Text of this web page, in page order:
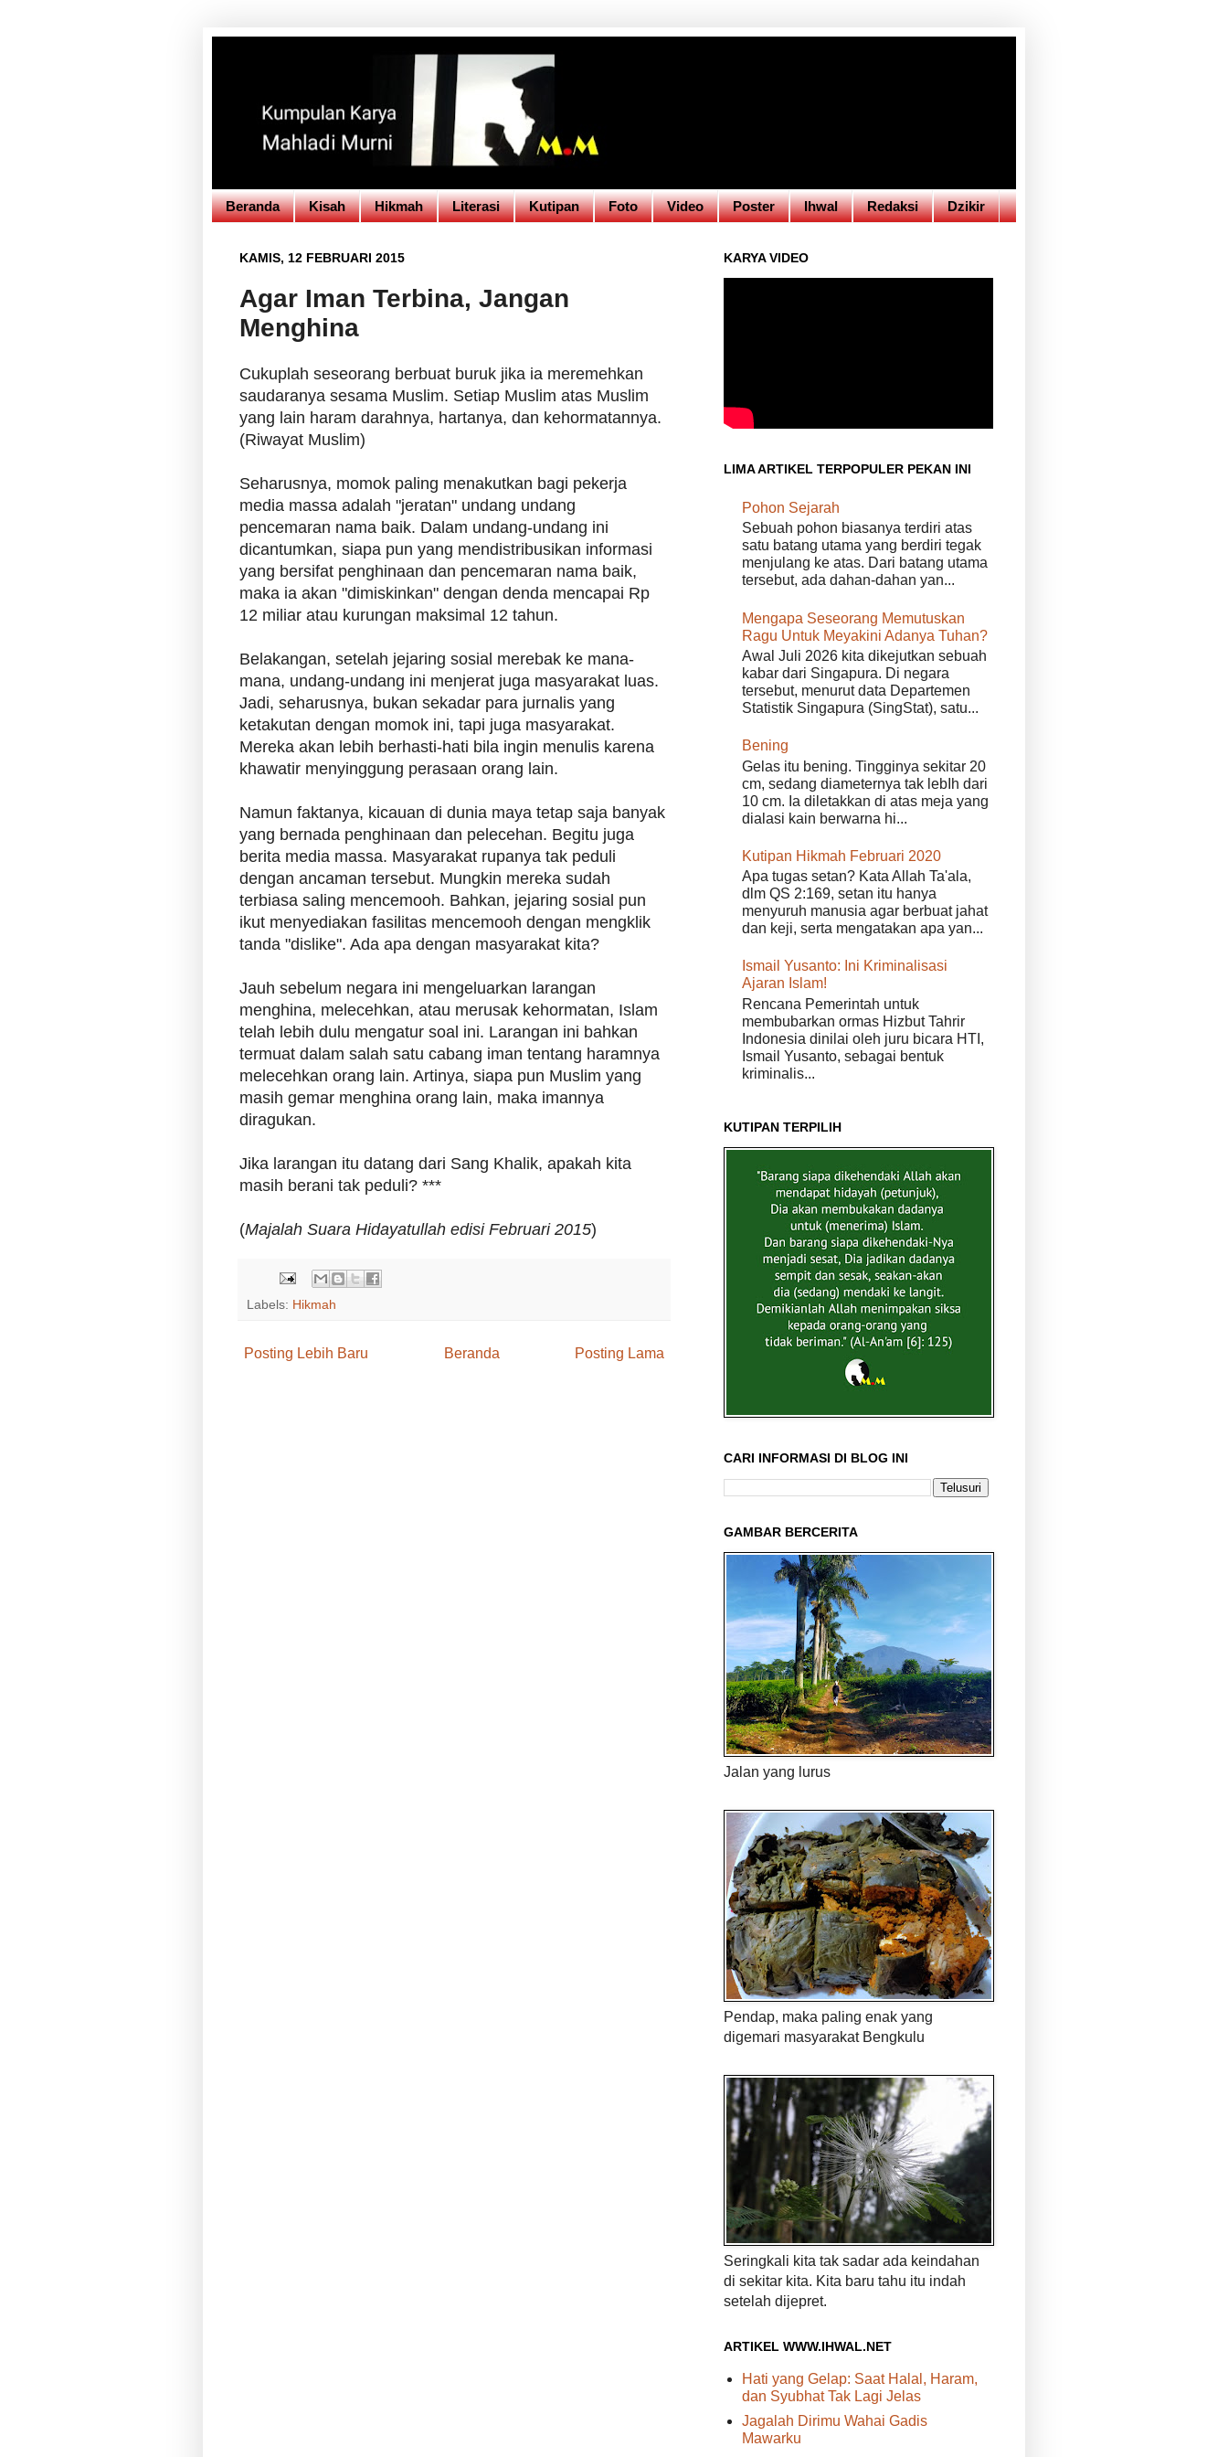
Beranda Kisah Hikmah Literasi Kutipan Foto Video Poster Ihwal Redaksi Dzikir
KAMIS, 12 FEBRUARI 2015
Agar Iman Terbina, Jangan
Menghina
Cukuplah seseorang berbuat buruk jika ia meremehkan
saudaranya sesama Muslim. Setiap Muslim atas Muslim
yang lain haram darahnya, hartanya, dan kehormatannya.
(Riwayat Muslim)
Seharusnya, momok paling menakutkan bagi pekerja
media massa adalah "jeratan" undang undang
pencemaran nama baik. Dalam undang-undang ini
dicantumkan, siapa pun yang mendistribusikan informasi
yang bersifat penghinaan dan pencemaran nama baik,
maka ia akan "dimiskinkan" dengan denda mencapai Rp
12 miliar atau kurungan maksimal 12 tahun.
Belakangan, setelah jejaring sosial merebak ke mana-
mana, undang-undang ini menjerat juga masyarakat luas.
Jadi, seharusnya, bukan sekadar para jurnalis yang
ketakutan dengan momok ini, tapi juga masyarakat.
Mereka akan lebih berhasti-hati bila ingin menulis karena
khawatir menyinggung perasaan orang lain.
Namun faktanya, kicauan di dunia maya tetap saja banyak
yang bernada penghinaan dan pelecehan. Begitu juga
berita media massa. Masyarakat rupanya tak peduli
dengan ancaman tersebut. Mungkin mereka sudah
terbiasa saling mencemooh. Bahkan, jejaring sosial pun
ikut menyediakan fasilitas mencemooh dengan mengklik
tanda "dislike". Ada apa dengan masyarakat kita?
Jauh sebelum negara ini mengeluarkan larangan
menghina, melecehkan, atau merusak kehormatan, Islam
telah lebih dulu mengatur soal ini. Larangan ini bahkan
termuat dalam salah satu cabang iman tentang haramnya
melecehkan orang lain. Artinya, siapa pun Muslim yang
masih gemar menghina orang lain, maka imannya
diragukan.
Jika larangan itu datang dari Sang Khalik, apakah kita
masih berani tak peduli? ***
(Majalah Suara Hidayatullah edisi Februari 2015)
Labels: Hikmah
Posting Lebih Baru Posting Lama
Beranda
KARYA VIDEO
LIMA ARTIKEL TERPOPULER PEKAN INI
Pohon Sejarah
Sebuah pohon biasanya terdiri atas
satu batang utama yang berdiri tegak
menjulang ke atas. Dari batang utama
tersebut, ada dahan-dahan yan...
Mengapa Seseorang Memutuskan
Ragu Untuk Meyakini Adanya Tuhan?
Awal Juli 2026 kita dikejutkan sebuah
kabar dari Singapura. Di negara
tersebut, menurut data Departemen
Statistik Singapura (SingStat), satu...
Bening
Gelas itu bening. Tingginya sekitar 20
cm, sedang diameternya tak lebIh dari
10 cm. Ia diletakkan di atas meja yang
dialasi kain berwarna hi...
Kutipan Hikmah Februari 2020
Apa tugas setan? Kata Allah Ta'ala,
dlm QS 2:169, setan itu hanya
menyuruh manusia agar berbuat jahat
dan keji, serta mengatakan apa yan...
Ismail Yusanto: Ini Kriminalisasi
Ajaran Islam!
Rencana Pemerintah untuk
membubarkan ormas Hizbut Tahrir
Indonesia dinilai oleh juru bicara HTI,
Ismail Yusanto, sebagai bentuk
kriminalis...
KUTIPAN TERPILIH
CARI INFORMASI DI BLOG INI
GAMBAR BERCERITA
Jalan yang lurus
Pendap, maka paling enak yang
digemari masyarakat Bengkulu
Seringkali kita tak sadar ada keindahan
di sekitar kita. Kita baru tahu itu indah
setelah dijepret.
ARTIKEL WWW.IHWAL.NET
Hati yang Gelap: Saat Halal, Haram,
dan Syubhat Tak Lagi Jelas
Jagalah Dirimu Wahai Gadis
Mawarku